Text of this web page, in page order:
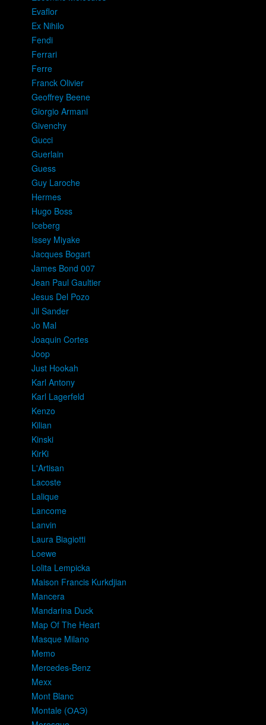
Evaflor
Ex Nihilo
Fendi
Ferrari
Ferre
Franck Olivier
Geoffrey Beene
Giorgio Armani
Givenchy
Gucci
Guerlain
Guess
Guy Laroche
Hermes
Hugo Boss
Iceberg
Issey Miyake
Jacques Bogart
James Bond 007
Jean Paul Gaultier
Jesus Del Pozo
Jil Sander
Jo Mal
Joaquin Cortes
Joop
Just Hookah
Karl Antony
Karl Lagerfeld
Kenzo
Kilian
Kinski
KirKi
L'Artisan
Lacoste
Lalique
Lancome
Lanvin
Laura Biagiotti
Loewe
Lolita Lempicka
Maison Francis Kurkdjian
Mancera
Mandarina Duck
Map Of The Heart
Masque Milano
Memo
Mercedes-Benz
Mexx
Mont Blanc
Montale (ОАЭ)